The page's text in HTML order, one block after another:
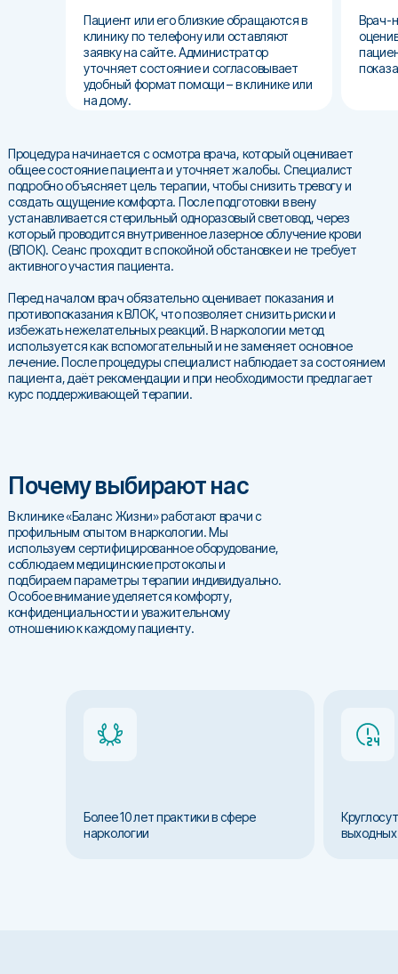
Пациент или его близкие обращаются в
клинику по телефону или оставляют
заявку на сайте. Администратор
уточняет состояние и согласовывает
удобный формат помощи – в клинике или
на дому.
Врач-
Процедура начинается с осмотра врача, который оценивает
общее состояние пациента и уточняет жалобы. Специалист
подробно объясняет цель терапии, чтобы снизить тревогу и
создать ощущение комфорта. После подготовки в вену
устанавливается стерильный одноразовый световод, через
который проводится внутривенное лазерное облучение крови
(ВЛОК). Сеанс проходит в спокойной обстановке и не требует
активного участия пациента.
Перед началом врач обязательно оценивает показания и
противопоказания к ВЛОК, что позволяет снизить риски и
избежать нежелательных реакций. В наркологии метод
используется как вспомогательный и не заменяет основное
лечение. После процедуры специалист наблюдает за состоянием
пациента, даёт рекомендации и при необходимости предлагает
курс поддерживающей терапии.
В клинике «Баланс Жизни» работают врачи с
профильным опытом в наркологии. Мы
используем сертифицированное оборудование,
соблюдаем медицинские протоколы и
подбираем параметры терапии индивидуально.
Особое внимание уделяется комфорту,
конфиденциальности и уважительному
отношению к каждому пациенту.
Почему выбирают нас
Более 10 лет практики в сфере
наркологии
выходных